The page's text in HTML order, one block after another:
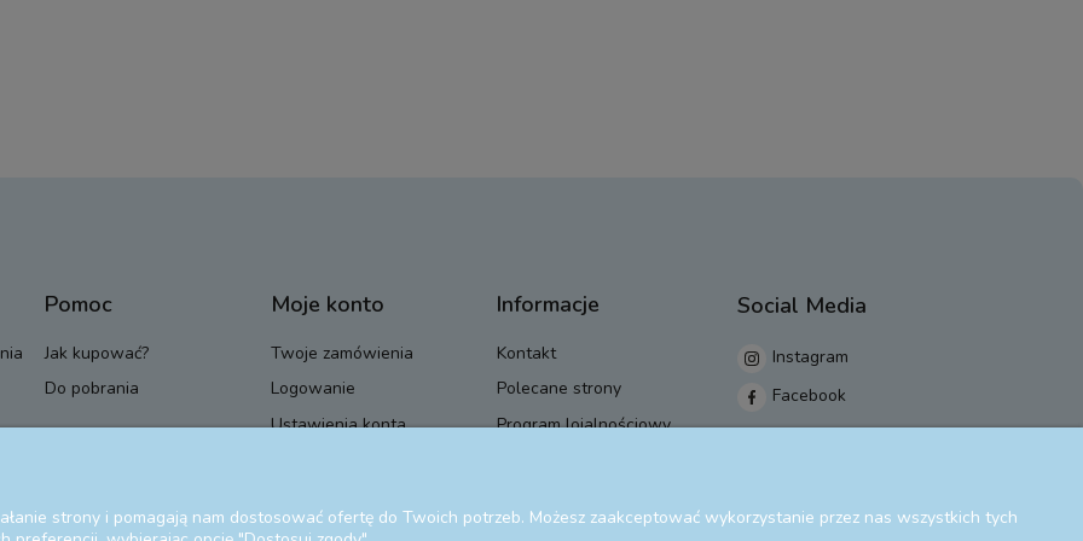
Pomoc
Jak kupować?
Do pobrania
Moje konto
Twoje zamówienia
Logowanie
Ustawienia konta
Informacje
Kontakt
Polecane strony
Program lojalnościowy
Social Media
Instagram
Facebook
strony i pomagają nam dostosować ofertę do Twoich potrzeb. Możesz zaakceptować wykorzystanie przez nas wszystkich tych